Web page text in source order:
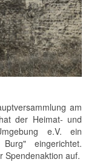
am
der Heimat- und
e.V. ein
eingerichtet.
Spendenaktion auf.